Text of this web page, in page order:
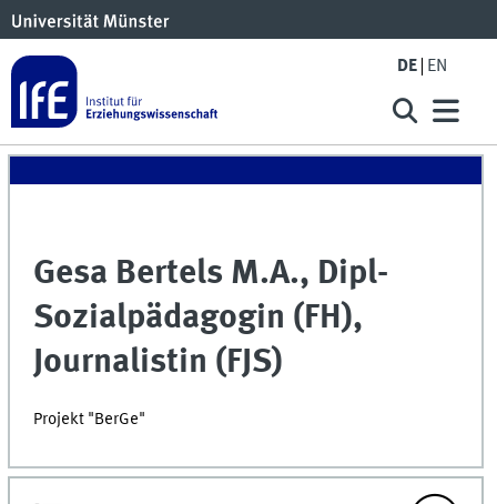
DE EN
Gesa Bertels M.A., Dipl-
Sozialpädagogin (FH),
Journalistin (FJS)
Projekt "BerGe"